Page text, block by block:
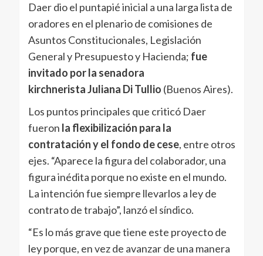
Daer dio el puntapié inicial a una larga lista de
oradores en el plenario de comisiones de
Asuntos Constitucionales, Legislación
General y Presupuesto y Hacienda; fue
invitado por la senadora
kirchnerista Juliana Di Tullio (Buenos Aires).
Los puntos principales que criticó Daer
fueron la flexibilización para la
contratación y el fondo de cese, entre otros
ejes. “Aparece la figura del colaborador, una
figura inédita porque no existe en el mundo.
La intención fue siempre llevarlos a ley de
contrato de trabajo”, lanzó el síndico.
“Es lo más grave que tiene este proyecto de
ley porque, en vez de avanzar de una manera